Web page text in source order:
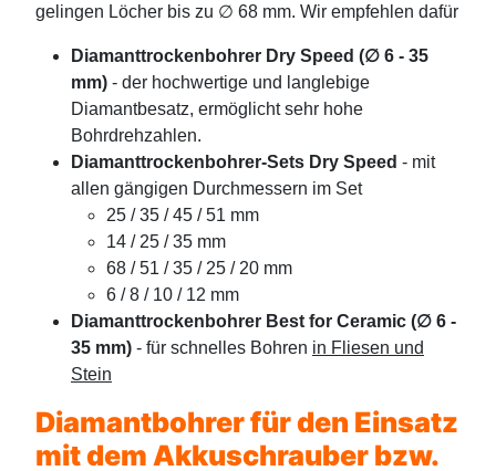
gelingen Löcher bis zu ∅ 68 mm. Wir empfehlen dafür
Diamanttrockenbohrer Dry Speed (∅ 6 - 35
mm) - der hochwertige und langlebige
Diamantbesatz, ermöglicht sehr hohe
Bohrdrehzahlen.
Diamanttrockenbohrer-Sets Dry Speed - mit
allen gängigen Durchmessern im Set
25 / 35 / 45 / 51 mm
14 / 25 / 35 mm
68 / 51 / 35 / 25 / 20 mm
6 / 8 / 10 / 12 mm
Diamanttrockenbohrer Best for Ceramic (∅ 6 -
35 mm) - für schnelles Bohren in Fliesen und
Stein
Diamantbohrer für den Einsatz
mit dem Akkuschrauber bzw.